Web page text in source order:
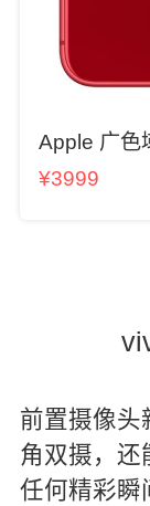
Apple 广色
¥3999
前置摄像头
角双摄，还
任何精彩瞬